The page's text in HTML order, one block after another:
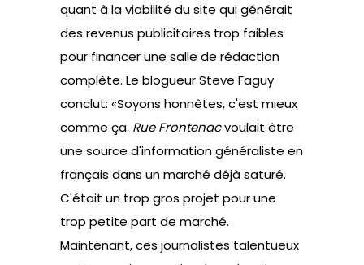
quant à la viabilité du site qui générait
des revenus publicitaires trop faibles
pour financer une salle de rédaction
complète. Le blogueurSteve Faguy
conclut: «Soyons honnêtes, c'est mieux
comme ça. Rue Frontenacvoulait être
une source d'information généraliste en
français dans un marché déjà saturé.
C'était un trop gros projet pour une
trop petite part de marché.
Maintenant, ces journalistes talentueux